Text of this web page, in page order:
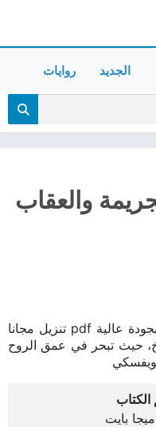
الجديد روايات
والعقاب
تحميل كتاب رواية الجريمة والعقاب بجودة عالية pdf تنزيل مجانا
حيث تبحر في عمق الروح